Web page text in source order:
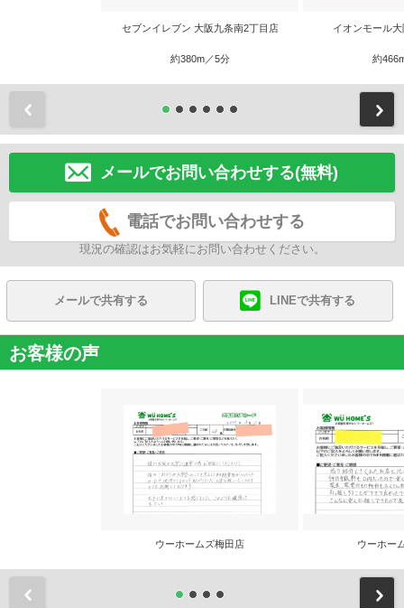
セブンイレブン 大阪九条南2丁目店
約380m／5分
イオンモール
約
メールでお問い合わせする(無料)
電話でお問い合わせする
現況の確認はお気軽にお問い合わせください。
メールで共有する LINEで共有する
お客様の声
ウーホームズ梅田店 ウーホー